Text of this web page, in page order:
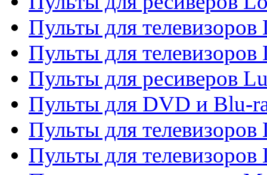
Пульты для телевизоров
Пульты для
Пульты для ресиверов
Пульты для DVD и Blu-
Пульты для телевизоров
Пульты для телевизоров